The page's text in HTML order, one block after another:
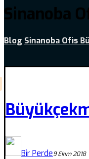
Sinanoba
Blog Sinanoba Ofis
Bir Perde9 Ekim 2018